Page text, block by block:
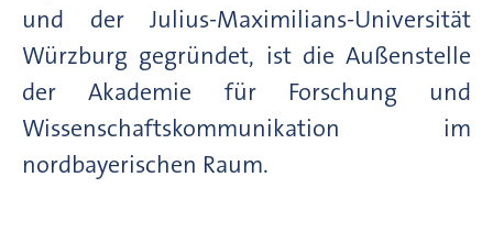
und der Julius-Maximilians-Universität
Würzburg gegründet, ist die Außenstelle
der Akademie für Forschung und
Wissenschaftskommunikation im
nordbayerischen Raum.